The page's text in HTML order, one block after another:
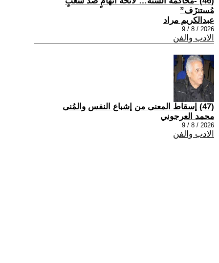
مُستنزَف”
عبدالكريم مراد
2026 / 8 / 9
الادب والفن
(47) إسقاط المعنى من إشباع النفس والمُنى
محمد العرجوني
2026 / 8 / 9
الادب والفن